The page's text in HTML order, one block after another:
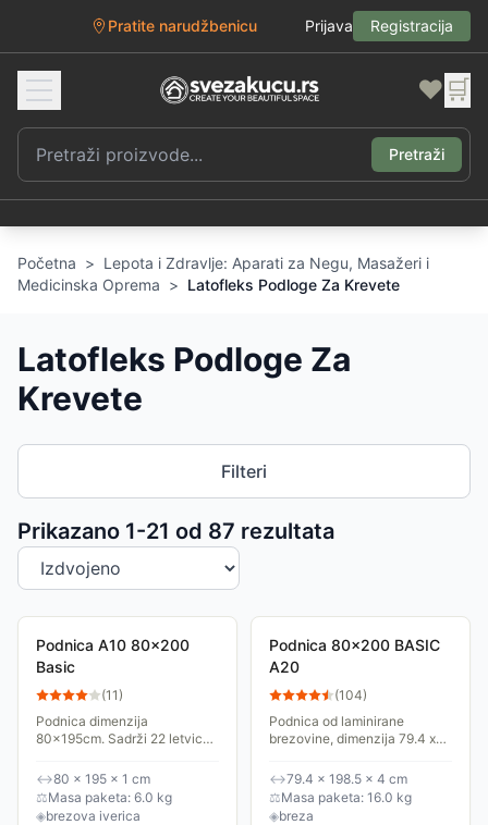
Pratite narudžbenicu Prijava Registracija
❤️ 🛒
Pretraži
Početna > Lepota i Zdravlje: Aparati za Negu, Masažeri i
Medicinska Oprema > Latofleks Podloge Za Krevete
Latofleks Podloge Za
Krevete
Filteri
Prikazano 1-21 od 87 rezultata
Sortiranje proizvoda
Podnica A10 80x200
Basic
(11)
Podnica dimenzija
80x195cm. Sadrži 22 letvice
↔80 × 195 × 1 cm
⚖Masa paketa: 6.0 kg
◈brezova iverica
Podnica 80x200 BASIC
A20
(104)
Podnica od laminirane
brezovine, dimenzija 79.4 x
poprečnih letvica.
↔79.4 × 198.5 × 4 cm
⚖Masa paketa: 16.0 kg
◈breza